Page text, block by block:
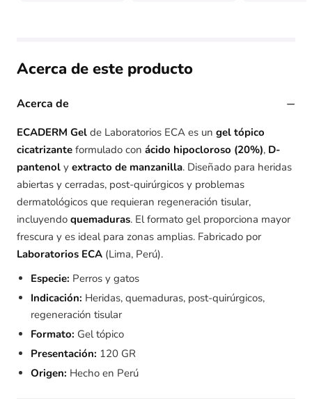
Acerca de este producto
Acerca de −
ECADERM Gel de Laboratorios ECA es un gel tópico
cicatrizante formulado con ácido hipocloroso (20%), D-
pantenol y extracto de manzanilla. Diseñado para heridas
abiertas y cerradas, post-quirúrgicos y problemas
dermatológicos que requieran regeneración tisular,
incluyendo quemaduras. El formato gel proporciona mayor
frescura y es ideal para zonas amplias. Fabricado por
Laboratorios ECA (Lima, Perú).
Especie: Perros y gatos
Indicación: Heridas, quemaduras, post-quirúrgicos,
regeneración tisular
Formato: Gel tópico
Presentación: 120 GR
Origen: Hecho en Perú